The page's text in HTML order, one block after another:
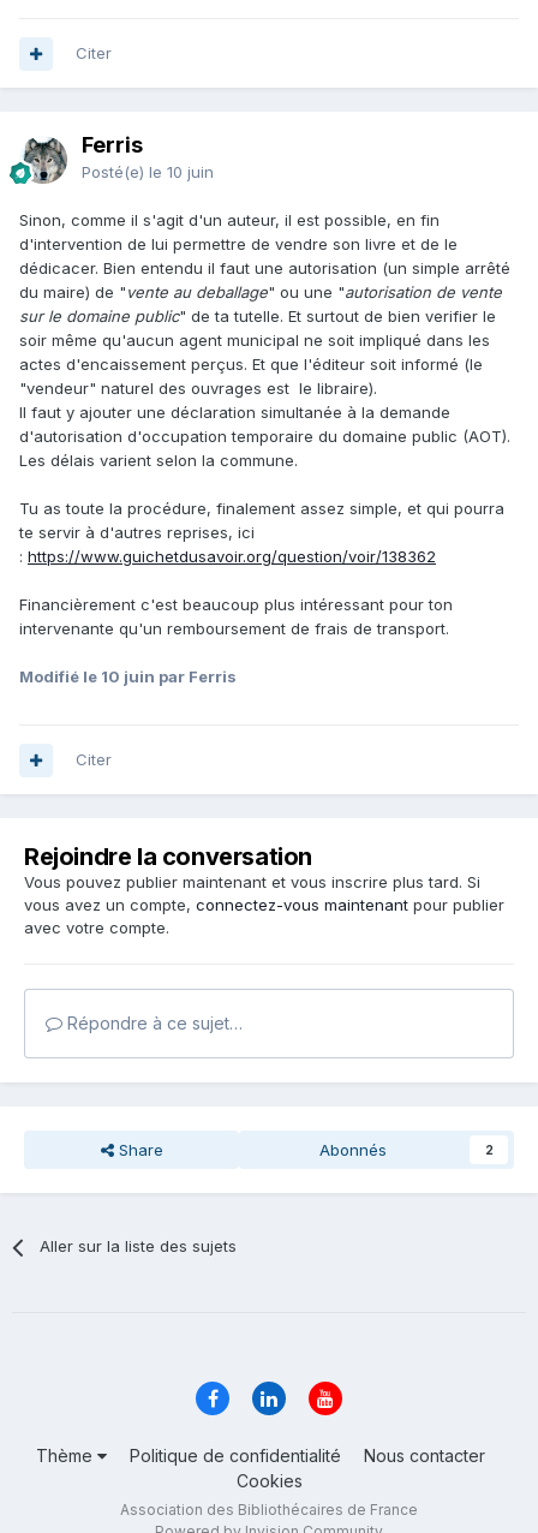
Citer
Ferris
Posté(e) le 10 juin
Sinon, comme il s'agit d'un auteur, il est possible, en fin
d'intervention de lui permettre de vendre son livre et de le
dédicacer. Bien entendu il faut une autorisation (un simple arrêté
du maire) de "vente au deballage" ou une "autorisation de vente
sur le domaine public" de ta tutelle. Et surtout de bien verifier le
soir même qu'aucun agent municipal ne soit impliqué dans les
actes d'encaissement perçus. Et que l'éditeur soit informé (le
"vendeur" naturel des ouvrages est le libraire).
Il faut y ajouter une déclaration simultanée à la demande
d'autorisation d'occupation temporaire du domaine public (AOT).
Les délais varient selon la commune.
Tu as toute la procédure, finalement assez simple, et qui pourra
te servir à d'autres reprises, ici
: https://www.guichetdusavoir.org/question/voir/138362
Financièrement c'est beaucoup plus intéressant pour ton
intervenante qu'un remboursement de frais de transport.
Modifié le 10 juin par Ferris
Citer
Rejoindre la conversation
Vous pouvez publier maintenant et vous inscrire plus tard. Si
vous avez un compte, connectez-vous maintenant pour publier
avec votre compte.
Répondre à ce sujet…
Share Abonnés 2
Aller sur la liste des sujets
Thème Politique de confidentialité
Nous contacter
Cookies
Association des Bibliothécaires de France